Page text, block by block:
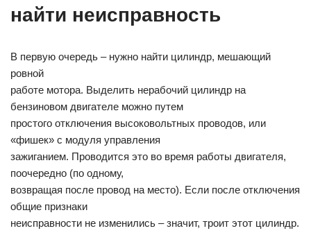
найти неисправность
В первую очередь – нужно найти цилиндр, мешающий
ровной
работе мотора. Выделить нерабочий цилиндр на
бензиновом двигателе можно путем
простого отключения высоковольтных проводов, или
«фишек» с модуля управления
зажиганием. Проводится это во время работы двигателя,
поочередно (по одному,
возвращая после провод на место). Если после отключения
общие признаки
неисправности не изменились – значит, троит этот цилиндр.